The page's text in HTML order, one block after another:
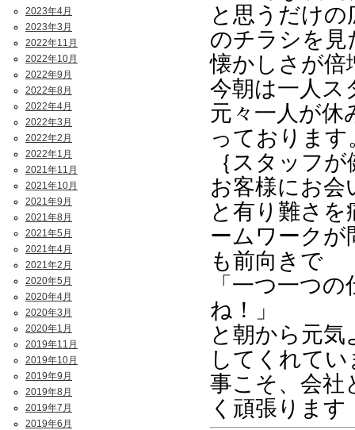
と思うだけ
のチラシを見
懐かしさが倍
今朝は一人ス
元々一人が休
っております
｛スタッフ
お客様にお会
と有り難さ
ームワークが
も前向きで
「一つ一つ
ね！」
と朝から元
してくれて
事こそ、会社
く頑張ります
2023年4月
2023年3月
2022年11月
2022年10月
2022年9月
2022年8月
2022年4月
2022年3月
2022年2月
2022年1月
2021年11月
2021年10月
2021年9月
2021年8月
2021年5月
2021年4月
2021年2月
2020年5月
2020年4月
2020年3月
2020年1月
2019年11月
2019年10月
2019年9月
2019年8月
2019年7月
2019年6月